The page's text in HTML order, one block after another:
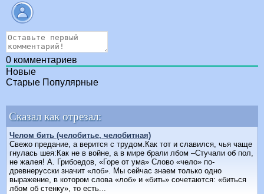
0 комментариев
Новые
Старые Популярные
Сказал как отрезал:
Челом бить (челобитье, челобитная)
Свежо предание, а верится с трудом.Как тот и славился, чья чаще
гнулась шея:Как не в войне, а в мире брали лбом –Стучали об пол,
не жалея! А. Грибоедов, «Горе от ума» Слово «чело» по-
древнерусски значит «лоб». Мы сейчас знаем только одно
выражение, в котором слова «лоб» и «бить» сочетаются: «биться
лбом об стенку», то есть...